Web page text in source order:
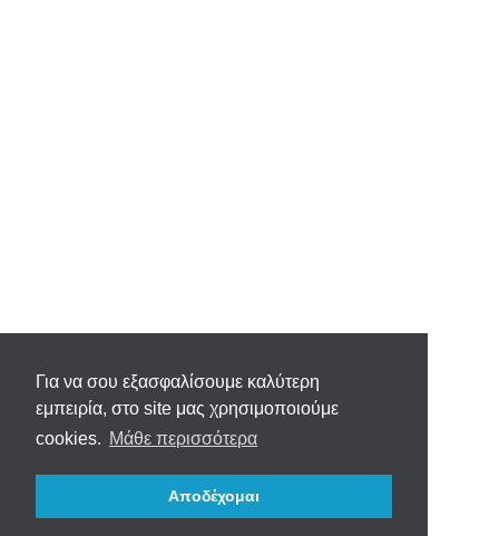
Για να σου εξασφαλίσουμε καλύτερη
εμπειρία, στο site μας χρησιμοποιούμε
cookies. Μάθε περισσότερα
Αποδέχομαι